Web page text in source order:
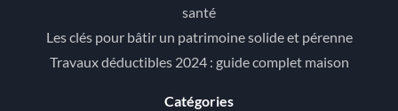
santé
Les clés pour bâtir un patrimoine solide et pérenne
Travaux déductibles 2024 : guide complet maison
Catégories